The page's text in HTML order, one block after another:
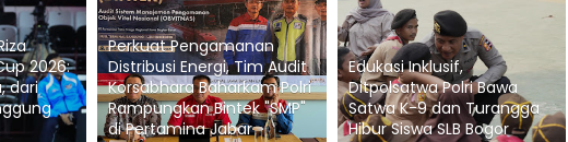
2026:
dari
Perkuat Pengamanan
Distribusi Energi, Tim Audit
Korsabhara Baharkam Polri
Rampungkan Bintek "SMP"
di Pertamina Jabar
Edukasi Inklusif,
Ditpolsatwa Polri Bawa
Satwa K-9 dan Turangga
Hibur Siswa SLB Bogor